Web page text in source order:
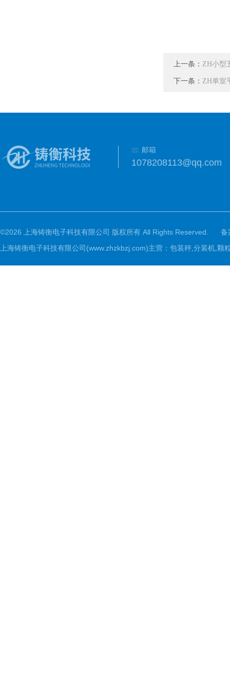
上一条： ZH小型
下一条： ZH单室
邮箱
1078208113@qq.com
©2026 上海铸衡电子科技有限公司 版权所有 All Rights Reserved.
备
上海铸衡电子科技有限公司(www.zhzkbzj.com)主营： 包装秤,分装机,颗